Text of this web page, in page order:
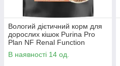
Вологий дієтичний корм для
дорослих кішок Purina Pro
Plan NF Renal Function
Advanced Care при патології
нирок з лососем 85 г
В наявності 14 од.